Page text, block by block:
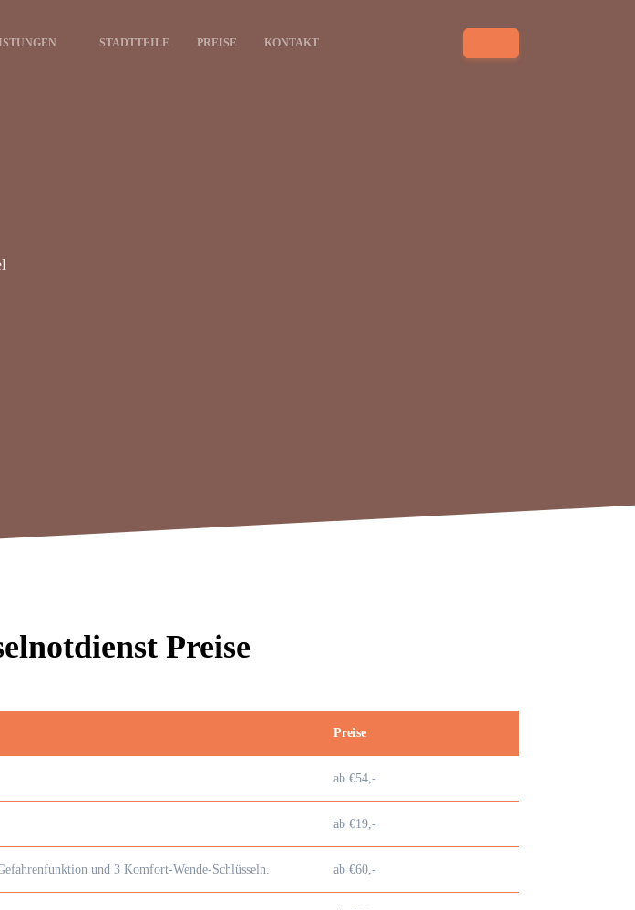
STADTTEILE PREISE KONTAKT
Preise
Preise
ab €54,-
ab €19,-
und 3 Komfort-Wende-Schlüsseln. ab €60,-